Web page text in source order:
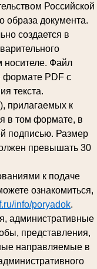
Российской
образа документа.
создается в
носителе. Файл
формате PDF с
текста.
прилагаемых к
в том формате, в
подписью. Размер
превышать 30
к подаче
ознакомиться,
info/poryadok.
административные
представления,
направляемые в